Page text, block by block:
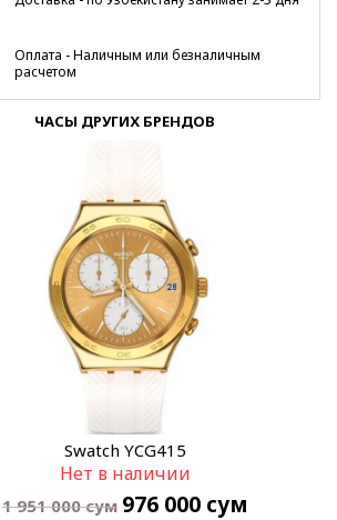
Оплата - Наличным или безналичным
расчетом
ЧАСЫ ДРУГИХ БРЕНДОВ
Swatch YCG415
Нет в наличии
1 951 000сум 976 000 сум